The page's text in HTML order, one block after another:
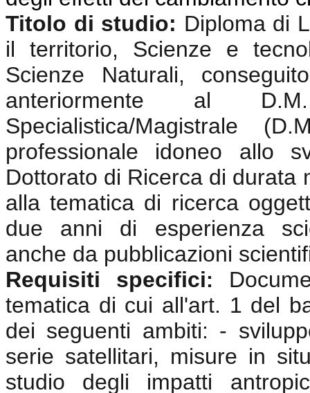
Titolo di studio: Diploma di
il territorio, Scienze e
Scienze Naturali,
anteriormente al
Specialistica/Magistrale
professionale idoneo allo
Dottorato di Ricerca di durata
alla tematica di ricerca
due anni di esperienza
anche da pubblicazioni
Requisiti specifici:
tematica di cui all'art. 1 del
dei seguenti ambiti: -
serie satellitari, misure in
studio degli impatti